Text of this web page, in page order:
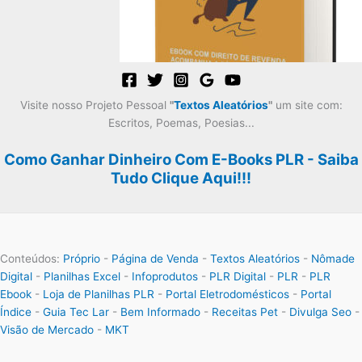
Visite nosso Projeto Pessoal "Textos Aleatórios"um site com:
Escritos, Poemas, Poesias...
Como Ganhar Dinheiro Com E-Books PLR - Saiba
Tudo Clique Aqui!!!
Conteúdos: Próprio - Página de Venda - Textos Aleatórios - Nômade
Digital - Planilhas Excel - Infoprodutos - PLR Digital - PLR - PLR
Ebook - Loja de Planilhas PLR - Portal Eletrodomésticos - Portal
Índice - Guia Tec Lar - Bem Informado - Receitas Pet - Divulga Seo -
Visão de Mercado - MKT